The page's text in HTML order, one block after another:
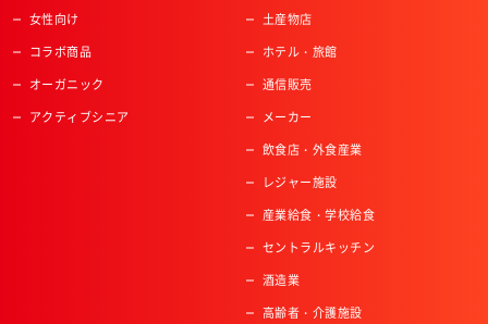
女性向け
コラボ商品
オーガニック
アクティブシニア
土産物店
ホテル・旅館
通信販売
メーカー
飲食店・外食産業
レジャー施設
産業給食・学校給食
セントラルキッチン
酒造業
高齢者・介護施設